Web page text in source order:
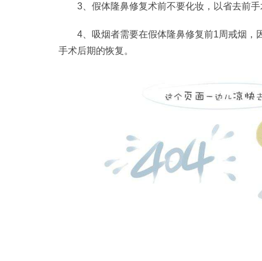
3、假体隆鼻修复术前不要化妆，以省去前
4、吸烟者需要在假体隆鼻修复前1周戒烟，
手术后期的恢复。